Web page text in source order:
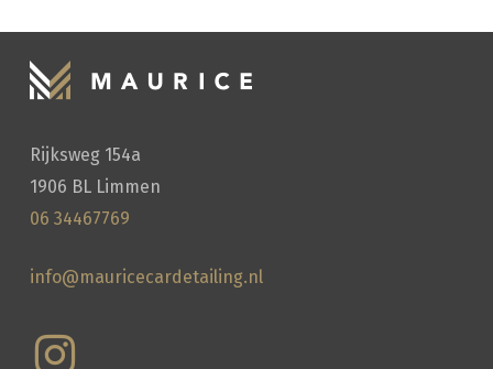
HANDWASSEN
Rijksweg 154a
1906 BL Limmen
06 34467769
info@mauricecardetailing.nl